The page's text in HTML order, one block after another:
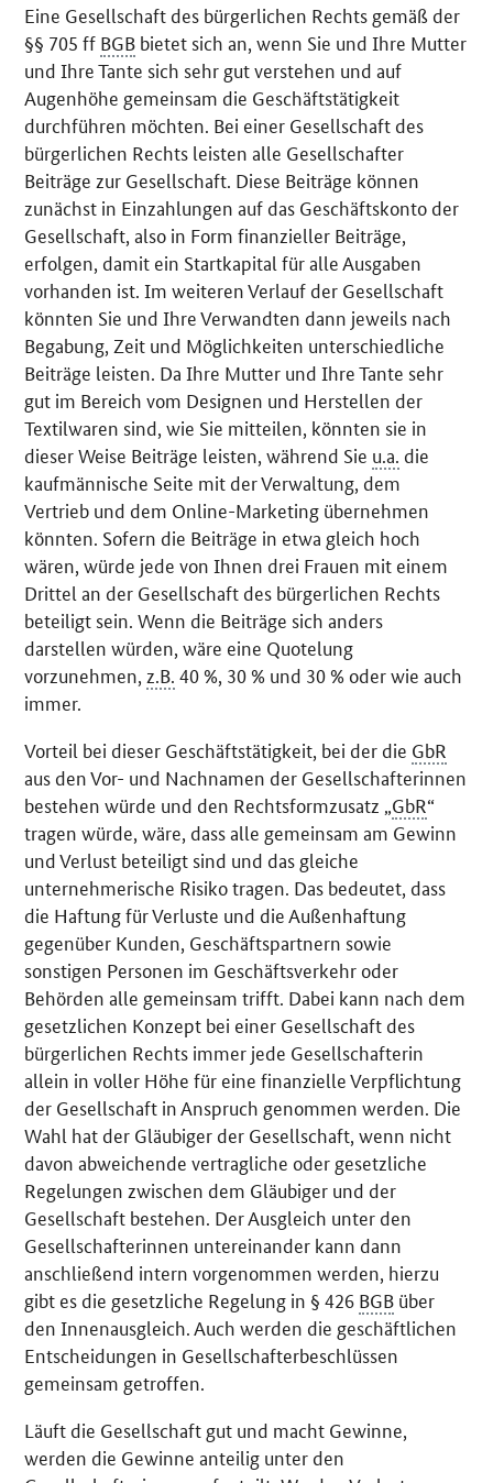
Eine Gesellschaft des bürgerlichen Rechts gemäß der
§§ 705 ff BGB bietet sich an, wenn Sie und Ihre Mutter
und Ihre Tante sich sehr gut verstehen und auf
Augenhöhe gemeinsam die Geschäftstätigkeit
durchführen möchten. Bei einer Gesellschaft des
bürgerlichen Rechts leisten alle Gesellschafter
Beiträge zur Gesellschaft. Diese Beiträge können
zunächst in Einzahlungen auf das Geschäftskonto der
Gesellschaft, also in Form finanzieller Beiträge,
erfolgen, damit ein Startkapital für alle Ausgaben
vorhanden ist. Im weiteren Verlauf der Gesellschaft
könnten Sie und Ihre Verwandten dann jeweils nach
Begabung, Zeit und Möglichkeiten unterschiedliche
Beiträge leisten. Da Ihre Mutter und Ihre Tante sehr
gut im Bereich vom Designen und Herstellen der
Textilwaren sind, wie Sie mitteilen, könnten sie in
dieser Weise Beiträge leisten, während Sie u.a. die
kaufmännische Seite mit der Verwaltung, dem
Vertrieb und dem Online-Marketing übernehmen
könnten. Sofern die Beiträge in etwa gleich hoch
wären, würde jede von Ihnen drei Frauen mit einem
Drittel an der Gesellschaft des bürgerlichen Rechts
beteiligt sein. Wenn die Beiträge sich anders
darstellen würden, wäre eine Quotelung
vorzunehmen, z.B. 40 %, 30 % und 30 % oder wie auch
immer.
Vorteil bei dieser Geschäftstätigkeit, bei der die GbR
aus den Vor- und Nachnamen der Gesellschafterinnen
bestehen würde und den Rechtsformzusatz „GbR“
tragen würde, wäre, dass alle gemeinsam am Gewinn
und Verlust beteiligt sind und das gleiche
unternehmerische Risiko tragen. Das bedeutet, dass
die Haftung für Verluste und die Außenhaftung
gegenüber Kunden, Geschäftspartnern sowie
sonstigen Personen im Geschäftsverkehr oder
Behörden alle gemeinsam trifft. Dabei kann nach dem
gesetzlichen Konzept bei einer Gesellschaft des
bürgerlichen Rechts immer jede Gesellschafterin
allein in voller Höhe für eine finanzielle Verpflichtung
der Gesellschaft in Anspruch genommen werden. Die
Wahl hat der Gläubiger der Gesellschaft, wenn nicht
davon abweichende vertragliche oder gesetzliche
Regelungen zwischen dem Gläubiger und der
Gesellschaft bestehen. Der Ausgleich unter den
Gesellschafterinnen untereinander kann dann
anschließend intern vorgenommen werden, hierzu
gibt es die gesetzliche Regelung in § 426 BGB über
den Innenausgleich. Auch werden die geschäftlichen
Entscheidungen in Gesellschafterbeschlüssen
gemeinsam getroffen.
Läuft die Gesellschaft gut und macht Gewinne,
werden die Gewinne anteilig unter den